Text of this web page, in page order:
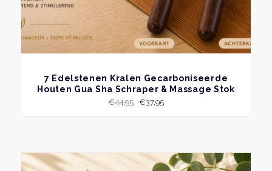
BEKIJK
7 Edelstenen Kralen Gecarboniseerde
Houten Gua Sha Schraper & Massage Stok
€44,95
Oorspronkelijke
€37,95Huidige